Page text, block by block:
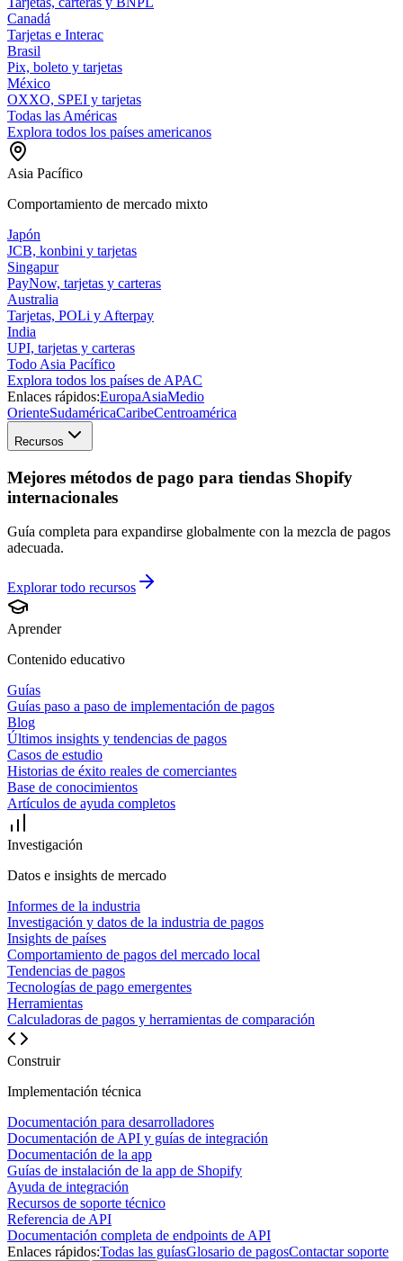
Canadá
Tarjetas e Interac
Brasil
Pix, boleto y tarjetas
México
OXXO, SPEI y tarjetas
Todas las Américas
Explora todos los países americanos
Asia Pacífico
Comportamiento de mercado mixto
Japón
JCB, konbini y tarjetas
Singapur
PayNow, tarjetas y carteras
Australia
Tarjetas, POLi y Afterpay
India
UPI, tarjetas y carteras
Todo Asia Pacífico
Explora todos los países de APAC
Enlaces rápidos:EuropaAsiaMedio
OrienteSudaméricaCaribeCentroamérica
Recursos
Mejores métodos de pago para tiendas Shopify
internacionales
Guía completa para expandirse globalmente con la mezcla de pagos
adecuada.
Explorar todo recursos
Aprender
Contenido educativo
Guías
Guías paso a paso de implementación de pagos
Blog
Últimos insights y tendencias de pagos
Casos de estudio
Historias de éxito reales de comerciantes
Base de conocimientos
Artículos de ayuda completos
Investigación
Datos e insights de mercado
Informes de la industria
Investigación y datos de la industria de pagos
Insights de países
Comportamiento de pagos del mercado local
Tendencias de pagos
Tecnologías de pago emergentes
Herramientas
Calculadoras de pagos y herramientas de comparación
Construir
Implementación técnica
Documentación para desarrolladores
Documentación de API y guías de integración
Documentación de la app
Guías de instalación de la app de Shopify
Ayuda de integración
Recursos de soporte técnico
Referencia de API
Documentación completa de endpoints de API
Enlaces rápidos:Todas las guíasGlosario de pagosContactar soporte